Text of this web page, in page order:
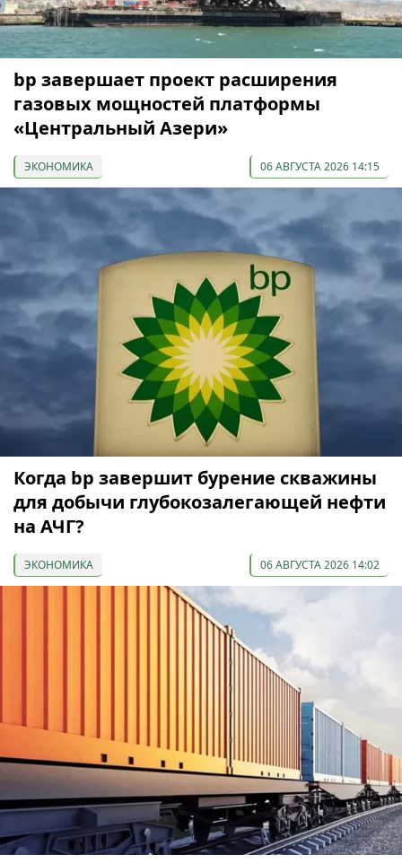
bp завершает проект расширения
газовых мощностей платформы
«Центральный Азери»
ЭКОНОМИКА 06 АВГУСТА 2026 14:15
Когда bp завершит бурение скважины
для добычи глубокозалегающей нефти
на АЧГ?
ЭКОНОМИКА 06 АВГУСТА 2026 14:02